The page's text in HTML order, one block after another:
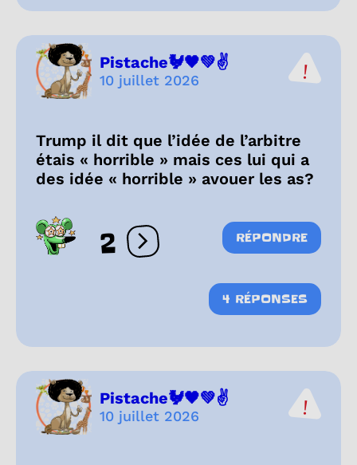
Pistache🐓🖤💚✌️
10 juillet 2026
Trump il dit que l’idée de l’arbitre
étais « horrible » mais ces lui qui a
des idée « horrible » avouer les as?
2 Ouvrir les réactions
RÉPONDRE
4 RÉPONSES
Pistache🐓🖤💚✌️
10 juillet 2026